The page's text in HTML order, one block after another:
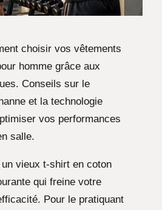
choisir vos vêtements
homme grâce aux
Conseils sur le
et la technologie
vos performances
salle.
un vieux t-shirt en coton
qui freine votre
Pour le pratiquant